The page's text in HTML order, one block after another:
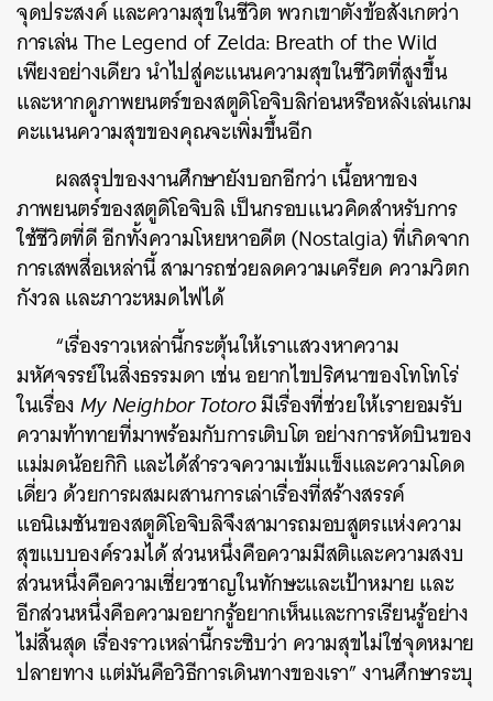
จุดประสงค์ และความสุขในชีวิต พวกเขาตั้งข้อสังเกตว่า
การเล่น The Legend of Zelda: Breath of the Wild
เพียงอย่างเดียว นําไปสู่คะแนนความสุขในชีวิตที่สูงขึ้น
และหากดูภาพยนตร์ของสตูดิโอจิบลิก่อนหรือหลังเล่นเกม
คะแนนความสุขของคุณจะเพิ่มขึ้นอีก
ผลสรุปของงานศึกษายังบอกอีกว่า เนื้อหาของ
ภาพยนตร์ของสตูดิโอจิบลิ เป็นกรอบแนวคิดสำหรับการ
ใช้ชีวิตที่ดี อีกทั้งความโหยหาอดีต (Nostalgia) ที่เกิดจาก
การเสพสื่อเหล่านี้ สามารถช่วยลดความเครียด ความวิตก
กังวล และภาวะหมดไฟได้
“เรื่องราวเหล่านี้กระตุ้นให้เราแสวงหาความ
มหัศจรรย์ในสิ่งธรรมดา เช่น อยากไขปริศนาของโทโทโร่
ในเรื่องMy Neighbor Totoroมีเรื่องที่ช่วยให้เรายอมรับ
ความท้าทายที่มาพร้อมกับการเติบโต อย่างการหัดบินของ
แม่มดน้อยกิกิ และได้สำรวจความเข้มแข็งและความโดด
เดี่ยว ด้วยการผสมผสานการเล่าเรื่องที่สร้างสรรค์
แอนิเมชันของสตูดิโอจิบลิจึงสามารถมอบสูตรแห่งความ
สุขแบบองค์รวมได้ ส่วนหนึ่งคือความมีสติและความสงบ
ส่วนหนึ่งคือความเชี่ยวชาญในทักษะและเป้าหมาย และ
อีกส่วนหนึ่งคือความอยากรู้อยากเห็นและการเรียนรู้อย่าง
ไม่สิ้นสุด เรื่องราวเหล่านี้กระซิบว่า ความสุขไม่ใช่จุดหมาย
ปลายทาง แต่มันคือวิธีการเดินทางของเรา” งานศึกษาระบุ
ค้นหา
SHARE TWEET LINE EMAIL